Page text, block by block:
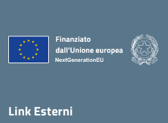
Link Esterni